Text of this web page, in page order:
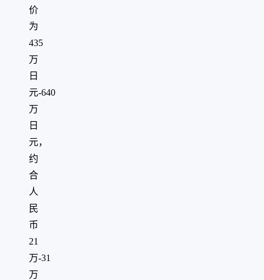
价
为
435
万
日
元-640
万
日
元，
约
合
人
民
币
21
万-31
万